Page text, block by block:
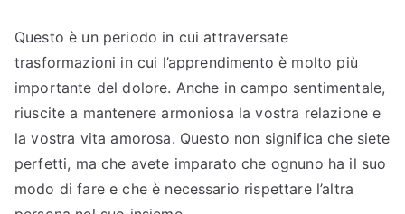
Questo è un periodo in cui attraversate
trasformazioni in cui l’apprendimento è molto più
importante del dolore. Anche in campo sentimentale,
riuscite a mantenere armoniosa la vostra relazione e
la vostra vita amorosa. Questo non significa che siete
perfetti, ma che avete imparato che ognuno ha il suo
modo di fare e che è necessario rispettare l’altra